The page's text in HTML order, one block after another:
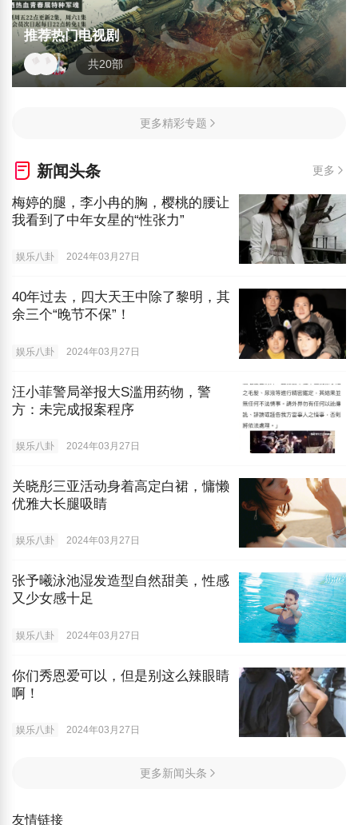
推荐热门电视剧
共20部
更多精彩专题
新闻头条 更多
梅婷的腿，李小冉的胸，樱桃的腰让
我看到了中年女星的“性张力”
娱乐八卦 2024年03月27日
40年过去，四大天王中除了黎明，其
余三个“晚节不保”！
娱乐八卦 2024年03月27日
汪小菲警局举报大S滥用药物，警
方：未完成报案程序
娱乐八卦 2024年03月27日
关晓彤三亚活动身着高定白裙，慵懒
优雅大长腿吸睛
娱乐八卦 2024年03月27日
张予曦泳池湿发造型自然甜美，性感
又少女感十足
娱乐八卦 2024年03月27日
你们秀恩爱可以，但是别这么辣眼睛
啊！
娱乐八卦 2024年03月27日
更多新闻头条
友情链接